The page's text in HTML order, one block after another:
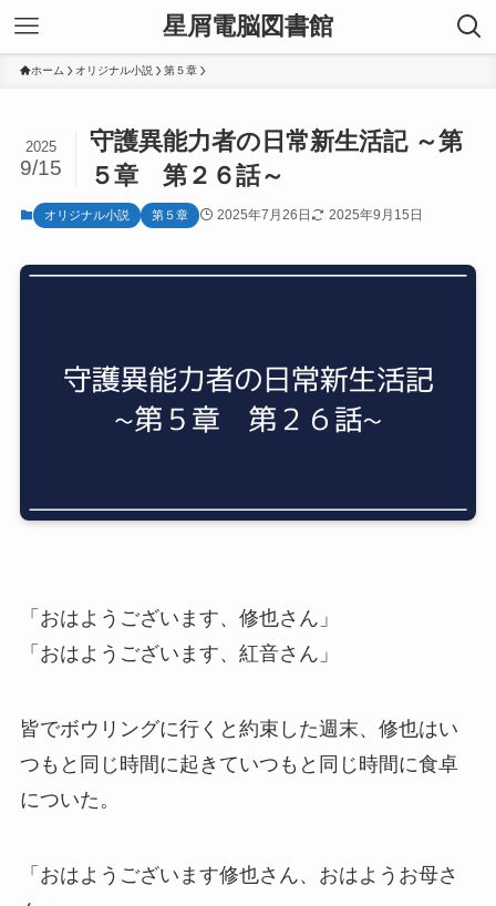
星屑電脳図書館
ホーム オリジナル小説 第５章
守護異能力者の日常新生活記 ～第
５章 第２６話～
2025
9/15
オリジナル小説 第５章 2025年7月26日 2025年9月15日
「おはようございます、修也さん」
「おはようございます、紅音さん」
皆でボウリングに行くと約束した週末、修也はい
つもと同じ時間に起きていつもと同じ時間に食卓
についた。
「おはようございます修也さん、おはようお母さ